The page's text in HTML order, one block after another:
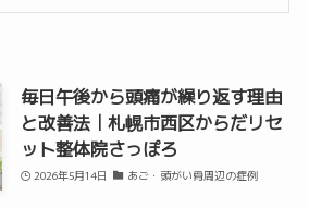
毎日午後から頭痛が繰り返す理由
と改善法｜札幌市西区からだリセ
ット整体院さっぽろ
2026年5月14日 あご・頭がい骨周辺の症例